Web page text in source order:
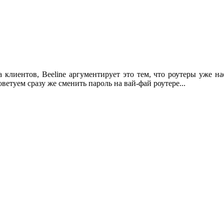
клиентов, Beeline аргументирует это тем, что роутеры
сразу же сменить пароль на вай-фай роутере...